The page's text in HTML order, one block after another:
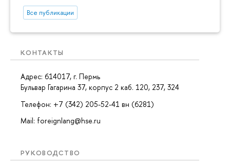
Все публикации
КОНТАКТЫ
Адрес: 614017, г. Пермь
Бульвар Гагарина 37, корпус 2 каб. 120, 237, 324
Телефон: +7 (342) 205-52-41 вн (6281)
Mail: foreignlang@hse.ru
РУКОВОДСТВО